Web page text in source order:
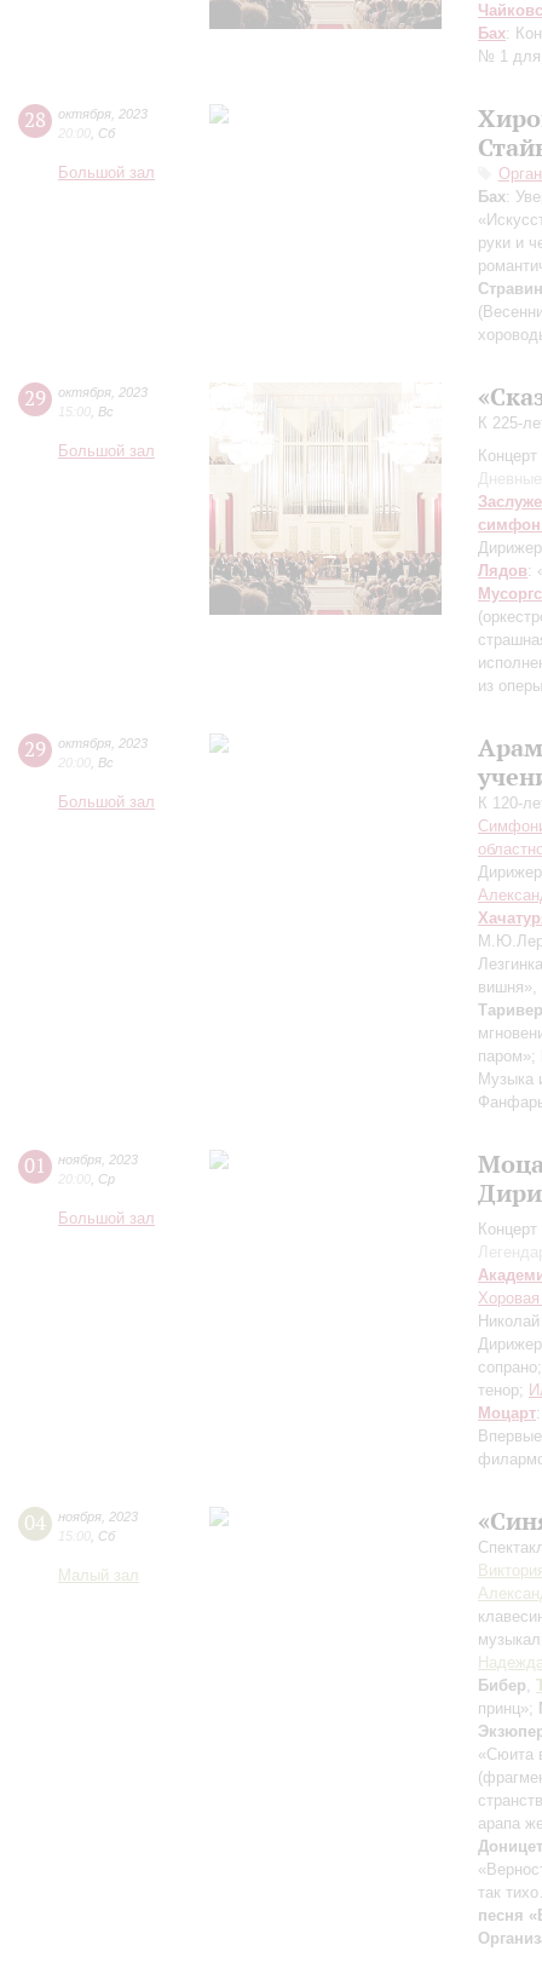
Бах:
№ 1 для
28 октября 2023
20:00 Сб
Большой зал
Бах:
руки и
29 октября 2023
15:00 Вс
Большой зал
К 225-
Лядов:
из
29 октября 2023
20:00 Вс
Большой зал
К 120-
паром»;
Музыка
01 ноября 2023
20:00 Ср
Большой зал
тенор;
Моцарт
04 ноября 2023
15:00 Сб
Малый зал
Бибер,
принц»;
«Сюита
арапа
так
песня